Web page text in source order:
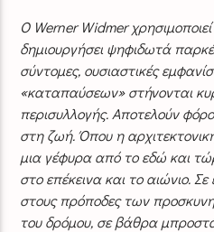
Ο Werner Widmer
δημιουργήσει ψηφιδωτά
σύντομες, ουσιαστικές
«καταπαύσεων» στήνονται
περισυλλογής. Αποτελούν
στη ζωή. Όπου η
μια γέφυρα από το εδώ και
στο επέκεινα και το αιώνιο.
στους πρόποδες των
του δρόμου, σε βάθρα